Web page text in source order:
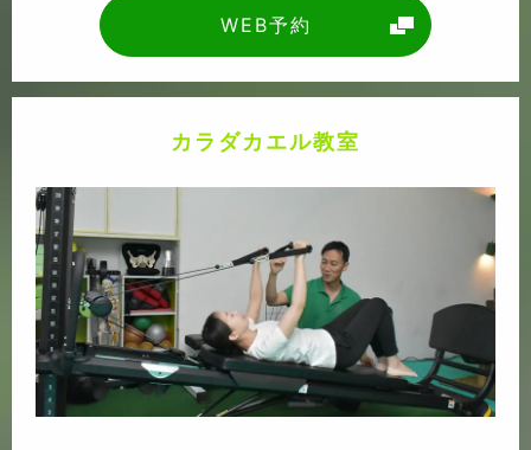
WEB予約
カラダカエル教室